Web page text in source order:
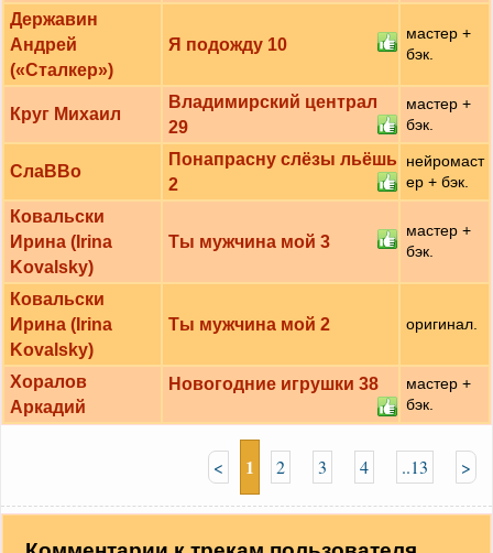
Державин
Андрей
(«Сталкер»)
Я подожду 10
мастер +
бэк.
Круг Михаил
Владимирский централ
29
мастер +
бэк.
СлаВВо
Понапрасну слёзы льёшь
2
нейромаст
ер + бэк.
Ковальски
Ирина (Irina
Kovalsky)
Ты мужчина мой 3
мастер +
бэк.
Ковальски
Ирина (Irina
Kovalsky)
Ты мужчина мой 2 оригинал.
Хоралов
Аркадий
Новогодние игрушки 38
мастер +
бэк.
< 1 2 3 4 ..13 >